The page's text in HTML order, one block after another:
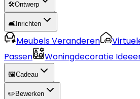
🛠️Ontwerp
🛋️ Inrichten
Meubels Veranderen
Passen
Woningdecoratie
🖼️Cadeau
✏️ Bewerken